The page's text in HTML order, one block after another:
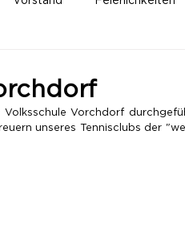
Vorchdorf
unseres Tennisclubs der